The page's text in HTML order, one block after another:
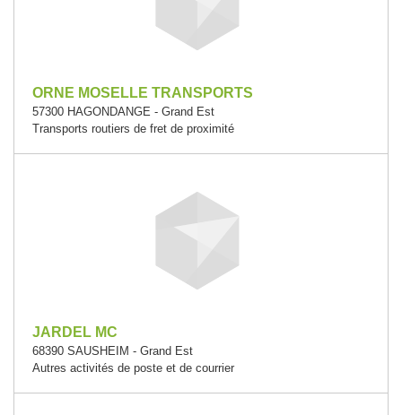
ORNE MOSELLE TRANSPORTS
57300 HAGONDANGE - Grand Est
Transports routiers de fret de proximité
JARDEL MC
68390 SAUSHEIM - Grand Est
Autres activités de poste et de courrier